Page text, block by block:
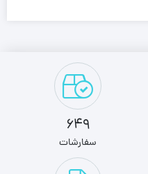
649
سفارشات